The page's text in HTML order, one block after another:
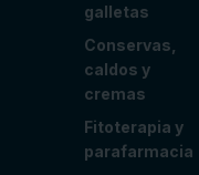
galletas
Conservas,
caldos y
cremas
Fitoterapia y
parafarmacia